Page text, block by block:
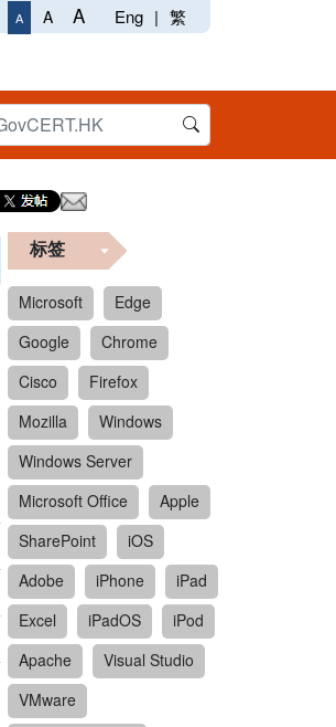
A A A Eng | 繁
标签
Microsoft
Edge
Google
Chrome
Cisco
Firefox
Mozilla
Windows
Windows Server
Microsoft Office
Apple
SharePoint
iOS
Adobe
iPhone
iPad
Excel
iPadOS
iPod
Apache
Visual Studio
VMware